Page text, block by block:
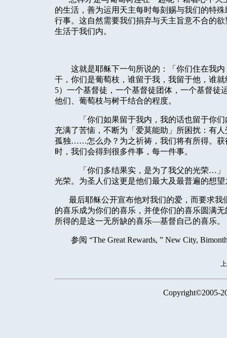
的生活，善为运用天主每时每刻赐与我们的特
行事。这自然需要我们捐弃与天主旨意不合的
生活于我们内。
这就是耶稣下一句所说的：「你们住在我
干，你们是葡萄枝，谁留于我，我留于他，谁
5）一个基督徒，一个基督徒团体，一个基督徒
他们、葡萄枝与树干结合的程度。
「你们如果留于我内，我的话也留于你
充满了苦恼，不断为「爱莫能助」所困扰：有
孤独……怎么办？为之祈祷，我们将有所得。
时，我们会得到很多件事，每一件事。
「你们多结果实，是为了我父的光荣…
光荣。为圣人们这更是他们最大及最普遍的想望
最后耶稣公开宣布他对我们的爱，而要求
的喜乐成为你们的喜乐，并使你们的喜乐圆满
所得的是这一无所缺的喜乐—基督自己的喜乐。
参阅 “The Great Rewards, ” New City,
Copyright©2005-